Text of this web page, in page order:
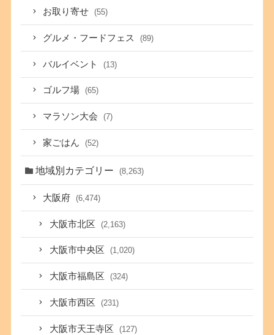
お取り寄せ (55)
グルメ・フードフェス (89)
バルイベント (13)
ゴルフ場 (65)
マラソン大会 (7)
家ごはん (52)
地域別カテゴリー (8,263)
大阪府 (6,474)
大阪市北区 (2,163)
大阪市中央区 (1,020)
大阪市福島区 (324)
大阪市西区 (231)
大阪市天王寺区 (127)